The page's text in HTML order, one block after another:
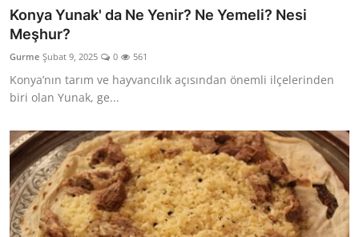
Konya Yunak' da Ne Yenir? Ne Yemeli? Nesi
Meşhur?
Gurme Şubat 9, 2025 0 561
Konya’nın tarım ve hayvancılık açısından önemli ilçelerinden
biri olan Yunak, ge...